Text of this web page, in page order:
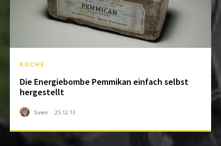
KÜCHE
Die Energiebombe Pemmikan einfach selbst
hergestellt
Sven - 25.12.13